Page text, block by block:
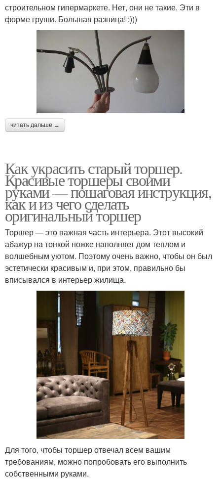
строительном гипермаркете. Нет, они не такие. Эти в
форме груши. Большая разница! :)))
читать дальше →
Как украсить старый торшер.
Красивые торшеры своими
руками — пошаговая инструкция,
как и из чего сделать
оригинальный торшер
Торшер — это важная часть интерьера. Этот высокий
абажур на тонкой ножке наполняет дом теплом и
волшебным уютом. Поэтому очень важно, чтобы он был
эстетически красивым и, при этом, правильно бы
вписывался в интерьер жилища.
Для того, чтобы торшер отвечал всем вашим
требованиям, можно попробовать его выполнить
собственными руками.